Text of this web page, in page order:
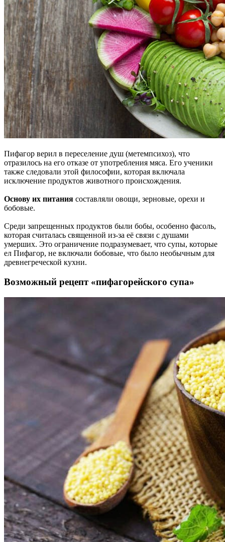
Пифагор верил в переселение душ (метемпсихоз), что
отразилось на его отказе от употребления мяса. Его ученики
также следовали этой философии, которая включала
исключение продуктов животного происхождения.
Основу их питания составляли овощи, зерновые, орехи и
бобовые.
Среди запрещенных продуктов были бобы, особенно фасоль,
которая считалась священной из-за её связи с душами
умерших. Это ограничение подразумевает, что супы, которые
ел Пифагор, не включали бобовые, что было необычным для
древнегреческой кухни.
Возможный рецепт «пифагорейского супа»